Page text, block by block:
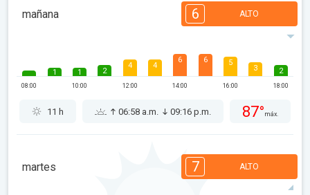
mañana 6 ALTO
08:00
1 1
10:00
2
4
12:00
4
6
14:00
6 5
16:00
3 2
18:00
11 h 06:58 a.m. 09:16 p.m. 87° máx.
martes 7 ALTO